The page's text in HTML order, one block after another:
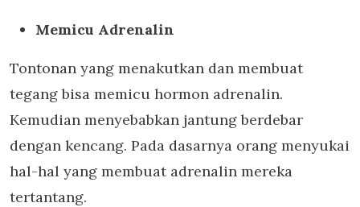
Memicu Adrenalin
Tontonan yang menakutkan dan membuat
tegang bisa memicu hormon adrenalin.
Kemudian menyebabkan jantung berdebar
dengan kencang. Pada dasarnya orang menyukai
hal-hal yang membuat adrenalin mereka
tertantang.